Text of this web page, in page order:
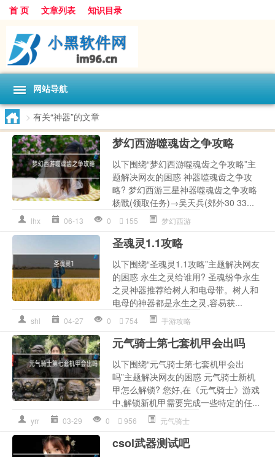
首 页 文章列表 知识目录
网站导航
> 有关“神器”的文章
梦幻西游噬魂齿之争攻略
以下围绕“梦幻西游噬魂齿之争攻略”主
题解决网友的困惑 神器噬魂齿之争攻
略? 梦幻西游三星神器噬魂齿之争攻略
杨戬(领取任务)→吴天兵(郊外30 33...
lhx 06-13 0 155 梦幻西游
圣魂灵1.1攻略
以下围绕“圣魂灵1.1攻略”主题解决网友
的困惑 永生之灵给谁用? 圣魂纷争永生
之灵神器推荐给树人和电母带。树人和
电母的神器都是永生之灵,容易获...
shl 04-27 0 754 手游攻略
元气骑士第七套机甲会出吗
以下围绕“元气骑士第七套机甲会出
吗”主题解决网友的困惑 元气骑士新机
甲怎么解锁? 您好,在《元气骑士》游戏
中,解锁新机甲需要完成一些特定的任...
yrr 03-29 0 956 元气骑士
csol武器测试吧